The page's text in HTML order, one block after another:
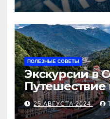
ПОЛЕЗНЫЕ СОВЕТЫ
Экскурсии в
Путешествие
25 АВГУСТА 2024